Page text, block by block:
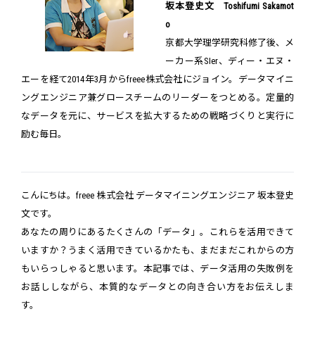
坂本登史文 Toshifumi Sakamot
o
京都大学理学研究科修了後、メ
ーカー系SIer、ディー・エヌ・
エーを経て2014年3月からfreee株式会社にジョイン。データマイニ
ングエンジニア兼グロースチームのリーダーをつとめる。定量的
なデータを元に、サービスを拡大するための戦略づくりと実行に
励む毎日。
こんにちは。freee 株式会社 データマイニングエンジニア 坂本登史
文です。
あなたの周りにあるたくさんの「データ」。これらを活用できて
いますか？うまく活用できているかたも、まだまだこれからの方
もいらっしゃると思います。本記事では、データ活用の失敗例を
お話ししながら、本質的なデータとの向き合い方をお伝えしま
す。